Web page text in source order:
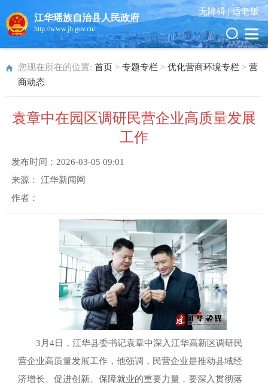
江华瑶族自治县人民政府
http://www.jh.gov.cn/
无障碍 |适老版
您现在所在的位置: 首页 > 专题专栏 > 优化营商环境专栏 > 营
商动态
袁章中在园区调研民营企业高质量发展
工作
发布时间： 2026-03-05 09:01
来源： 江华新闻网
作者：
3月4日，江华县委书记袁章中深入江华高新区调研民
营企业高质量发展工作，他强调，民营企业是推动县域经
济增长、促进创新、保障就业的重要力量，要深入贯彻落